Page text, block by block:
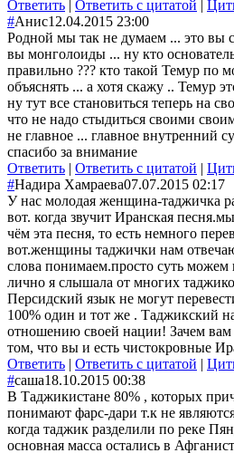
Ответить | Ответить с цитатой |
#Анис12.04.2015 23:00
Родной мы так не думаем ... это вы
вы монголоиды ... ну кто
правильно ??? кто такой Темур по
объяснять ... а хотя скажу .. Темур
ну тут все становиться теперь на
что не надо стыдиться своими
не главное ... главное внутренний
спасибо за внимание
Ответить | Ответить с цитатой |
#Надира Хамраева07.07.2015 02:17
У нас молодая женщина-таджичка
вот. когда звучит Иранская
чём эта песня, то есть немного
вот.женщины таджички нам
слова понимаем.просто суть можем
лично я слышала от многих
Персидский язык не могут
100% один и тот же . Таджикский
отношению своей нации! Зачем вам
том, что вы и есть чистокровные
Ответить | Ответить с цитатой |
#саша18.10.2015 00:38
В Таджикистане 80% , которых
понимают фарс-дари т.к не
когда таджик разделили по реке
основная масса остались в